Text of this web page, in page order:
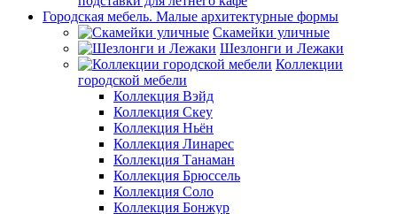
Городская мебель. Малые архитектурные формы
Скамейки уличные
Шезлонги и Лежаки
Коллекции
городской мебели
Коллекция Вэйд
Коллекция Скеу
Коллекция Ньён
Коллекция Линарес
Коллекция Танаман
Коллекция Брюссель
Коллекция Соло
Коллекция Бонжур